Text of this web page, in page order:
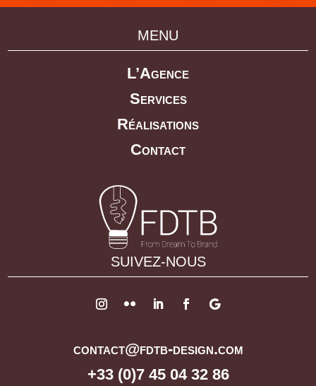
MENU
L’Agence
Services
Réalisations
Contact
SUIVEZ-NOUS
contact@fdtb-design.com
+33 (0)7 45 04 32 86